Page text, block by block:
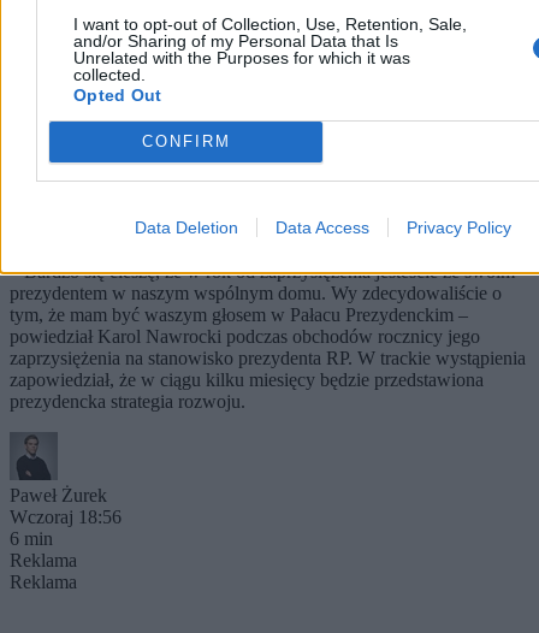
I want to opt-out of Collection, Use, Retention, Sale,
and/or Sharing of my Personal Data that Is
Unrelated with the Purposes for which it was
collected.
Opted Out
CONFIRM
Data Deletion Data Access Privacy Policy
„Chcę, byście mnie oceniali”
– Bardzo się cieszę, że w rok od zaprzysiężenia jesteście ze swoim
prezydentem w naszym wspólnym domu. Wy zdecydowaliście o
tym, że mam być waszym głosem w Pałacu Prezydenckim –
powiedział Karol Nawrocki podczas obchodów rocznicy jego
zaprzysiężenia na stanowisko prezydenta RP. W trackie wystąpienia
zapowiedział, że w ciągu kilku miesięcy będzie przedstawiona
prezydencka strategia rozwoju.
Paweł Żurek
Wczoraj 18:56
6 min
Reklama
Reklama